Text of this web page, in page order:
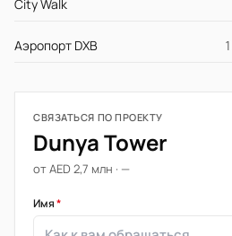
City Walk
Аэропорт DXB
СВЯЗАТЬСЯ ПО ПРОЕКТУ
Dunya Tower
от AED 2,7 млн · —
Имя*